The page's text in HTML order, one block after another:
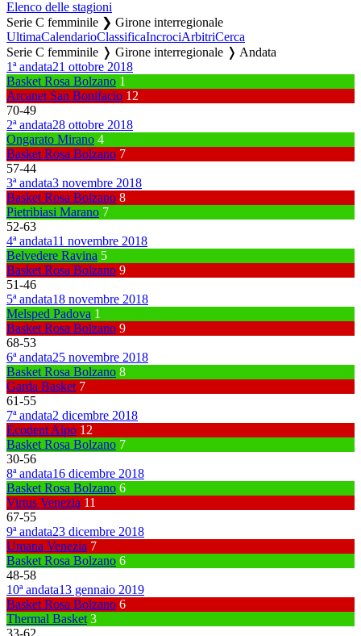
Elenco delle stagioni
Serie C femminile ❯ Girone interregionale
UltimaCalendarioClassificaIncrociArbitriCerca
Serie C femminile ❭ Girone interregionale ❭ Andata
1ª andata21 ottobre 2018
Basket Rosa Bolzano 1
Arcanet San Bonifacio 12
70-49
2ª andata28 ottobre 2018
Ongarato Mirano 4
Basket Rosa Bolzano 7
57-44
3ª andata3 novembre 2018
Basket Rosa Bolzano 8
Pietribiasi Marano 7
52-63
4ª andata11 novembre 2018
Belvedere Ravina 5
Basket Rosa Bolzano 9
51-46
5ª andata18 novembre 2018
Melsped Padova 1
Basket Rosa Bolzano 9
68-53
6ª andata25 novembre 2018
Basket Rosa Bolzano 8
Garda Basket 7
61-55
7ª andata2 dicembre 2018
Ecodent Alpo 12
Basket Rosa Bolzano 7
30-56
8ª andata16 dicembre 2018
Basket Rosa Bolzano 6
Virtus Venezia 11
67-55
9ª andata23 dicembre 2018
Umana Venezia 7
Basket Rosa Bolzano 6
48-58
10ª andata13 gennaio 2019
Basket Rosa Bolzano 6
Thermal Basket 3
33-62